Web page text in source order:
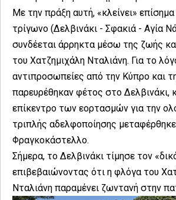
Με την πράξη αυτή, «κλείνει»
τρίγωνο (Δελβινάκι - Σφακιά - Αγία
συνδέεται άρρηκτα μέσω της ζωής
του Χατζημιχάλη Νταλιάνη. Για το
αντιπροσωπείες από την Κύπρο και
παρευρέθηκαν φέτος στο Δελβινάκι,
επίκεντρο των εορτασμών για την
τριπλής αδελφοποίησης
Φραγκοκάστελλο.
Σήμερα, το Δελβινάκι τίμησε τον
επιβεβαιώνοντας ότι η φλόγα του
Νταλιάνη παραμένει ζωντανή στην